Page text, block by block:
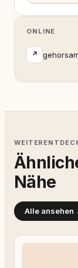
ONLINE
↗
Nähe
Alle ansehen